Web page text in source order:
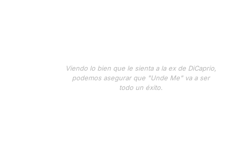
Viendo lo bien que le sienta a la ex de DiCaprio,
podemos asegurar que "Unde Me" va a ser
todo un éxito.